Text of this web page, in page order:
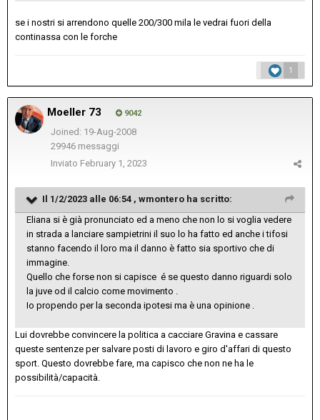
se i nostri si arrendono quelle 200/300 mila le vedrai fuori della
continassa con le forche
1
Moeller 73 9042
Joined: 19-Aug-2008
29946 messaggi
Inviato February 1, 2023
Il 1/2/2023 alle 06:54 , wmontero ha scritto:
Eliana si è già pronunciato ed a meno che non lo si voglia vedere
in strada a lanciare sampietrini il suo lo ha fatto ed anche i tifosi
stanno facendo il loro ma il danno è fatto sia sportivo che di
immagine.
Quello che forse non si capisce é se questo danno riguardi solo
la juve od il calcio come movimento .
Io propendo per la seconda ipotesi ma è una opinione .
Lui dovrebbe convincere la politica a cacciare Gravina e cassare
queste sentenze per salvare posti di lavoro e giro d'affari di questo
sport. Questo dovrebbe fare, ma capisco che non ne ha le
possibilità/capacità.